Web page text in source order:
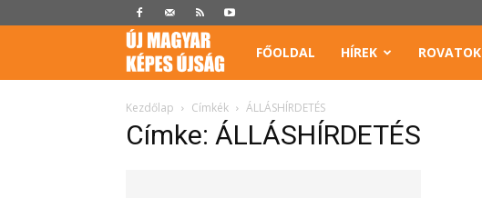
Képes
Újság
FŐOLDAL HÍREK ROVATOK
Kezdőlap Címkék ÁLLÁSHÍRDETÉS
Címke: ÁLLÁSHÍRDETÉS